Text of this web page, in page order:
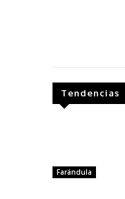
Tendencias
Farándula